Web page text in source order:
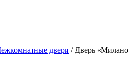
двери / Дверь «Милано